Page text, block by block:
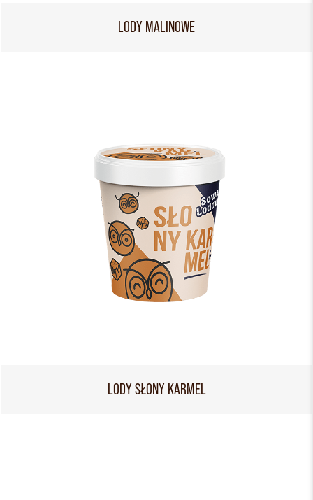
LODY MALINOWE
LODY SŁONY KARMEL